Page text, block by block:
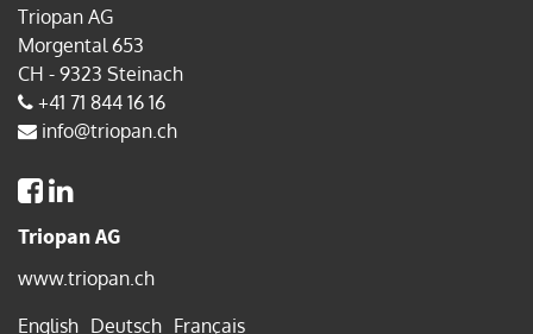
Triopan AG
Morgental 653
CH - 9323 Steinach
+41 71 844 16 16
info@triopan.ch
Triopan AG
www.triopan.ch
English Deutsch Français